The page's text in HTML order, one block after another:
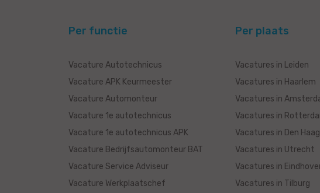
Per functie
Vacature Autotechnicus
Vacature APK Keurmeester
Vacature Automonteur
Vacature 1e autotechnicus
Vacature 1e autotechnicus APK
Vacature Bedrijfsautomonteur BAT
Vacature Service Adviseur
Vacature Werkplaatschef
Per plaats
Vacatures in Leiden
Vacatures in Haarlem
Vacatures in
Vacatures in
Vacatures in Den Haag
Vacatures in Utrecht
Vacatures in
Vacatures in Tilburg